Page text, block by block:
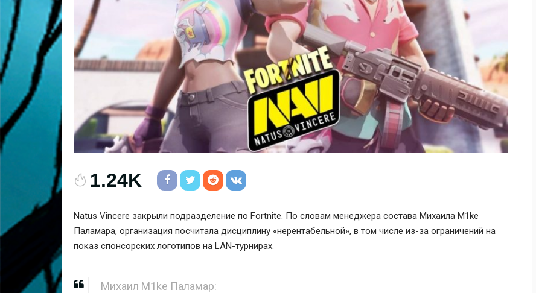
1.24K
Natus Vincere закрыли подразделение по Fortnite. По словам менеджера состава Михаила M1ke
Паламара, организация посчитала дисциплину «нерентабельной», в том числе из-за ограничений на
показ спонсорских логотипов на LAN-турнирах.
Михаил M1ke Паламар: